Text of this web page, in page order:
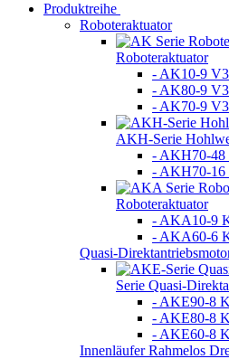
Produktreihe
Roboteraktuator
Roboteraktuator
- AK10-9
- AK80-9
- AK70-9
AKH-Serie
- AKH70-48
- AKH70-16
Roboteraktuator
- AKA10-9
- AKA60-6
Quasi-
Serie Quasi-
- AKE90-8
- AKE80-8
- AKE60-8
Innenläufer Rahmelos